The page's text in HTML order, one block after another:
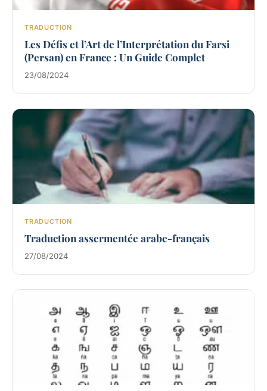
TRADUCTION
Les Défis et l’Art de l’Interprétation du Farsi
(Persan) en France : Un Guide Complet
23/08/2024
TRADUCTION
Traduction assermentée arabe-français
27/08/2024